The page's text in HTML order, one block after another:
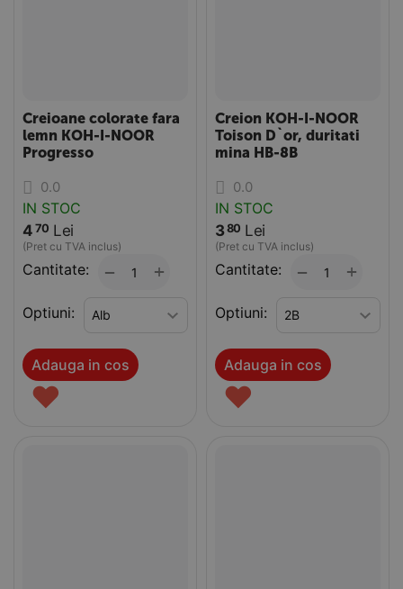
Creioane colorate fara
lemn KOH-I-NOOR
Progresso
0.0
IN STOC
4 70 Lei
(Pret cu TVA inclus)
Cantitate: +
−
Optiuni:
Adauga in cos
♥
Creion KOH-I-NOOR
Toison D`or, duritati
mina HB-8B
0.0
IN STOC
380 Lei
(Pret cu TVA inclus)
Cantitate: +
−
Optiuni:
Adauga in cos
♥